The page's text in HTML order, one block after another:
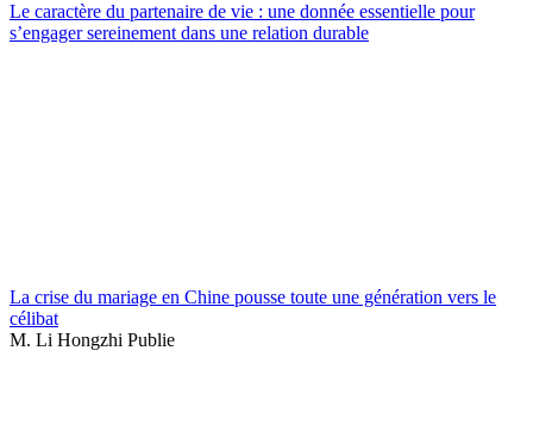
Le caractère du partenaire de vie : une donnée essentielle pour
s’engager sereinement dans une relation durable
La crise du mariage en Chine pousse toute une génération vers le
célibat
M. Li Hongzhi Publie